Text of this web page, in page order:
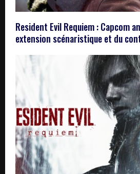
Resident Evil Requiem : Capcom
extension scénaristique et du